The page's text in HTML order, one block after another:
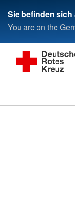
Sie befinden sich
You are on the